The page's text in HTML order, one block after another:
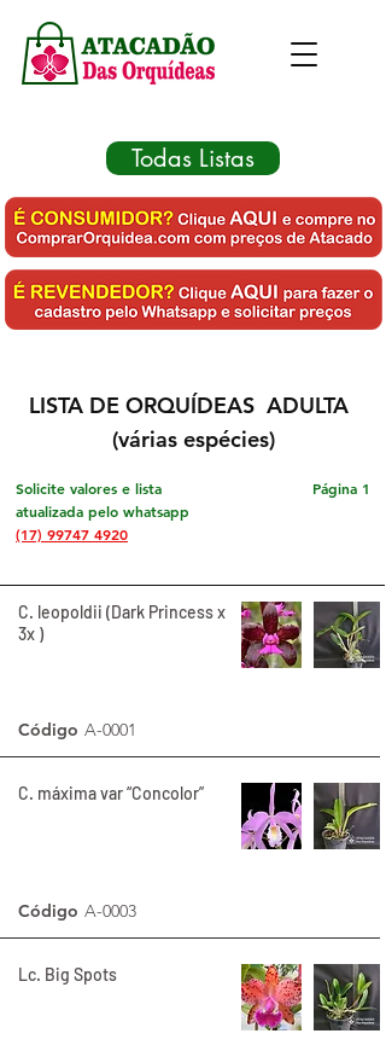
Todas Listas
LISTA DE ORQUÍDEAS ADULTA
(várias espécies)
Solicite valores e lista
atualizada pelo whatsapp
(17) 99747 4920
Página 1
C. leopoldii (Dark Princess x
3x )
Código A-0001
C. máxima var “Concolor”
Código A-0003
Lc. Big Spots